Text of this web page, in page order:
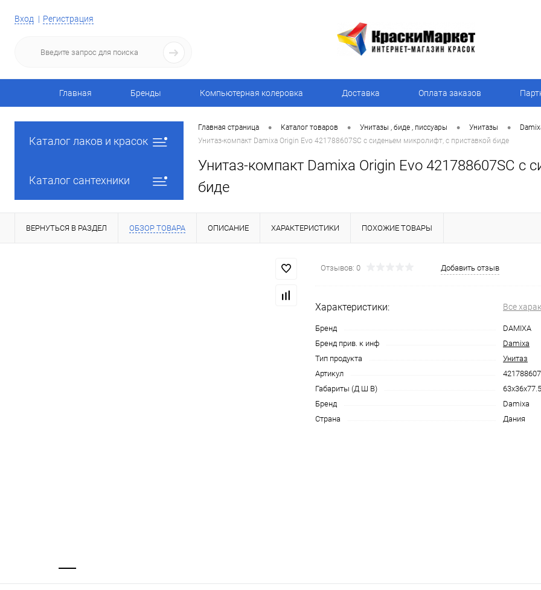
Вход Регистрация
Главная Бренды Компьютерная колеровка Доставка Оплата заказов
Каталог лаков и красок
Каталог сантехники
Главная страница • Каталог товаров • Унитазы , биде , писсуары • Унитазы •
Унитаз-компакт Damixa Origin Evo 421788607SC с сиденьем микролифт, с приставкой биде
Унитаз-компакт Damixa Origin Evo 421788607SC с
биде
ВЕРНУТЬСЯ В РАЗДЕЛ ОБЗОР ТОВАРА ОПИСАНИЕ ХАРАКТЕРИСТИКИ ПОХОЖИЕ ТОВАРЫ
Отзывов: 0 Добавить отзыв
Характеристики: Все
Бренд
DAMIXA
Бренд прив. к инф
Damixa
Тип продукта
Унитаз
Артикул
Габариты (Д Ш В)
Бренд
Damixa
Страна
Дания